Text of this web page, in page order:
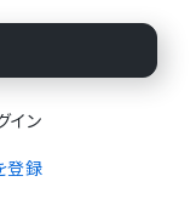
イン
登録